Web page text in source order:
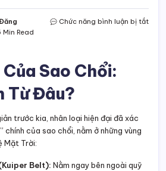
Min Read
Chức năng bình luận bị tắtở
Của Sao Chổi:
Từ Đâu?
trước kia, nhân loại hiện đại đã xác
chính của sao chổi, nằm ở những vùng
Mặt Trời:
Belt): Nằm ngay bên ngoài quỹ